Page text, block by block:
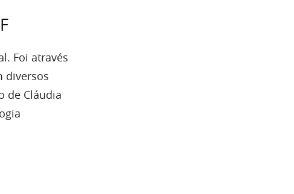
Foi através
diversos
de Cláudia